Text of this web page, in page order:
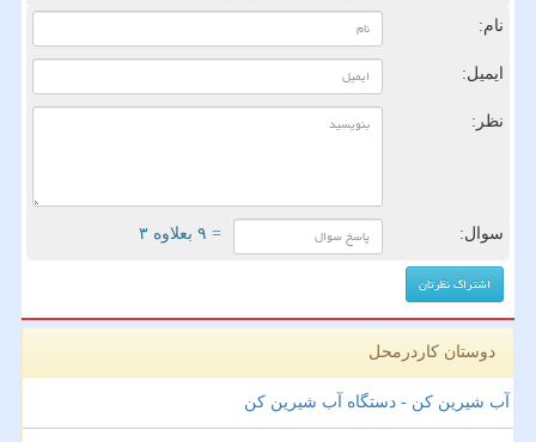
نام:
ایمیل:
نظر:
سوال: = ۹ بعلاوه ۳
دوستان کاردرمحل
آب شیرین کن - دستگاه آب شیرین کن